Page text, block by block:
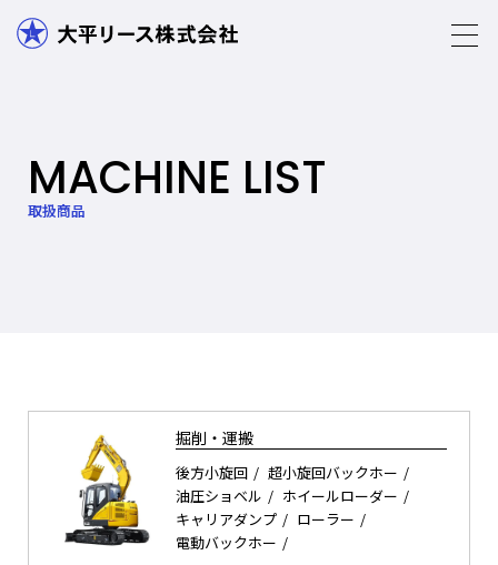
MACHINE LIST
取扱商品
掘削・運搬
後方小旋回
超小旋回バックホー
油圧ショベル
ホイールローダー
キャリアダンプ
ローラー
電動バックホー